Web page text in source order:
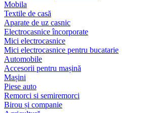
Mobila
Textile de casă
Aparate de uz casnic
Electrocasnice încorporate
Mici electrocasnice
Mici electrocasnice pentru bucatarie
Automobile
Accesorii pentru mașină
Mașini
Piese auto
Remorci si semiremorci
Birou și companie